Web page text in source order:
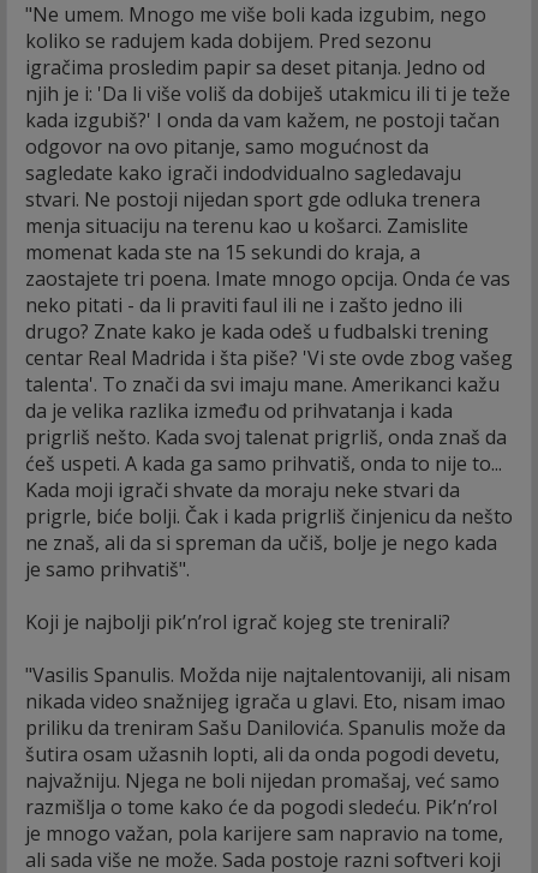
"Ne umem. Mnogo me više boli kada izgubim, nego
koliko se radujem kada dobijem. Pred sezonu
igračima prosledim papir sa deset pitanja. Jedno od
njih je i: 'Da li više voliš da dobiješ utakmicu ili ti je teže
kada izgubiš?' I onda da vam kažem, ne postoji tačan
odgovor na ovo pitanje, samo mogućnost da
sagledate kako igrači indodvidualno sagledavaju
stvari. Ne postoji nijedan sport gde odluka trenera
menja situaciju na terenu kao u košarci. Zamislite
momenat kada ste na 15 sekundi do kraja, a
zaostajete tri poena. Imate mnogo opcija. Onda će vas
neko pitati - da li praviti faul ili ne i zašto jedno ili
drugo? Znate kako je kada odeš u fudbalski trening
centar Real Madrida i šta piše? 'Vi ste ovde zbog vašeg
talenta'. To znači da svi imaju mane. Amerikanci kažu
da je velika razlika između od prihvatanja i kada
prigrliš nešto. Kada svoj talenat prigrliš, onda znaš da
ćeš uspeti. A kada ga samo prihvatiš, onda to nije to...
Kada moji igrači shvate da moraju neke stvari da
prigrle, biće bolji. Čak i kada prigrliš činjenicu da nešto
ne znaš, ali da si spreman da učiš, bolje je nego kada
je samo prihvatiš".
Koji je najbolji pik’n’rol igrač kojeg ste trenirali?
"Vasilis Spanulis. Možda nije najtalentovaniji, ali nisam
nikada video snažnijeg igrača u glavi. Eto, nisam imao
priliku da treniram Sašu Danilovića. Spanulis može da
šutira osam užasnih lopti, ali da onda pogodi devetu,
najvažniju. Njega ne boli nijedan promašaj, već samo
razmišlja o tome kako će da pogodi sledeću. Pik’n’rol
je mnogo važan, pola karijere sam napravio na tome,
ali sada više ne može. Sada postoje razni softveri koji